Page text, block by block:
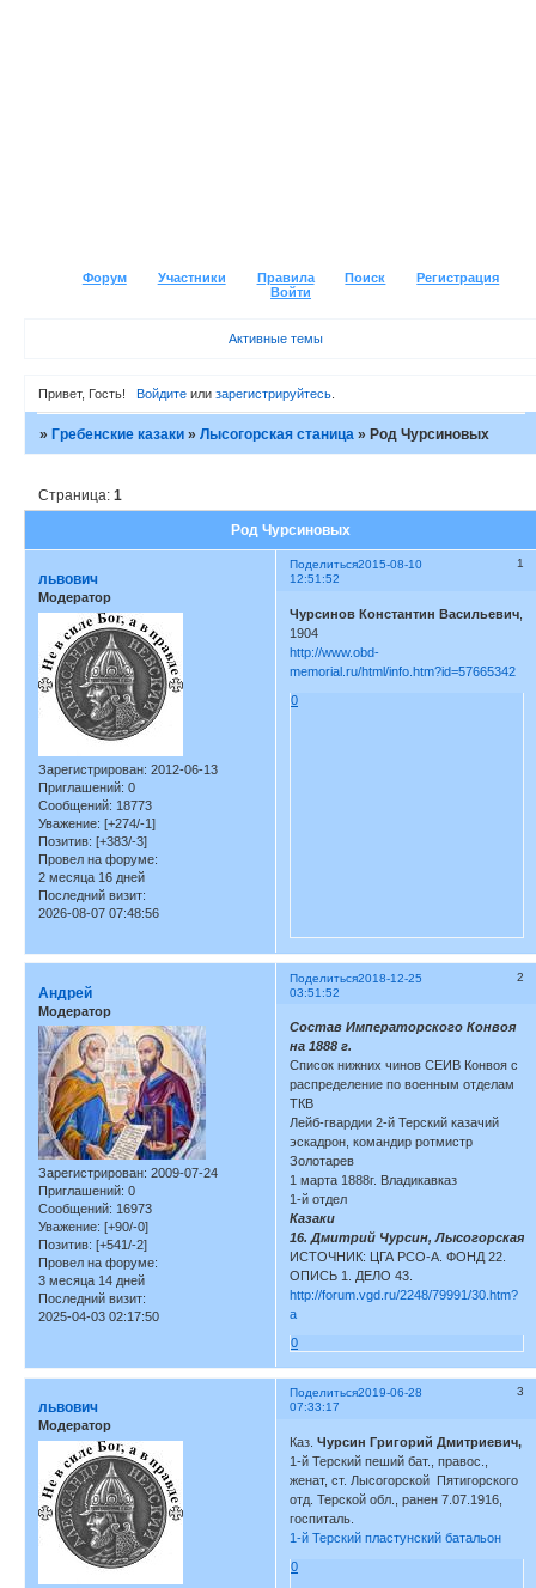
Форум Участники Правила Поиск
Регистрация
Войти
Активные темы
Привет, Гость! Войдитеили зарегистрируйтесь.
»Гребенские казаки »Лысогорская станица »Род Чурсиновых
Род Чурсиновых
Страница:1
Поделиться 1
2015-08-10
12:51:52
львович
Модератор
Зарегистрирован: 2012-06-13
Приглашений: 0
Сообщений: 18773
Уважение: [+274/-1]
Позитив: [+383/-3]
Провел на форуме:
2 месяца 16 дней
Последний визит:
2026-08-07 07:48:56
Чурсинов Константин Васильевич
1904
http://www.obd-
memorial.ru/html/info.htm?id=57665342
0
Поделиться 2
2018-12-25
03:51:52
Андрей
Модератор
Зарегистрирован: 2009-07-24
Приглашений: 0
Сообщений: 16973
Уважение: [+90/-0]
Позитив: [+541/-2]
Провел на форуме:
3 месяца 14 дней
Последний визит:
2025-04-03 02:17:50
Состав Императорского Конвоя
на 1888 г.
Список нижних чинов СЕИВ Конвоя с
распределение по военным отделам
ТКВ
Лейб-гвардии 2-й Терский казачий
эскадрон, командир ротмистр
Золотарев
1 марта 1888г. Владикавказ
1-й отдел
Казаки
16. Дмитрий Чурсин, Лысогорская
ИСТОЧНИК: ЦГА РСО-А. ФОНД 22.
ОПИСЬ 1. ДЕЛО 43.
http://forum.vgd.ru/2248/79991/30.htm?
a
0
Поделиться 3
2019-06-28
07:33:17
львович
Модератор
Каз. Чурсин Григорий Дмитриевич,
1-й Терский пеший бат., правос.,
женат, ст. Лысогорской Пятигорского
отд. Терской обл., ранен 7.07.1916,
госпиталь.
1-й Терский пластунский батальон
0